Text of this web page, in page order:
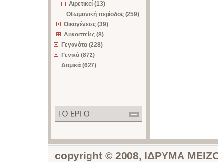
Αιρετικοί (13)
Οθωμανική περίοδος (259)
Οικογένειες (39)
Δυναστείες (8)
Γεγονότα (228)
Γενικά (872)
Δομικά (627)
copyright © 2008, ΙΔΡΥΜΑ